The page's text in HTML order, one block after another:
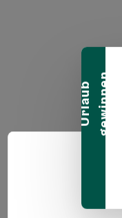
U
r
l
a
u
b
g
e
w
i
n
n
e n
Banner einklappen
Höhnhart